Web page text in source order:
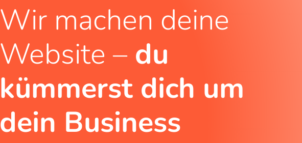
Wir machen deine
Website –du
kümmerst dich um
dein Business